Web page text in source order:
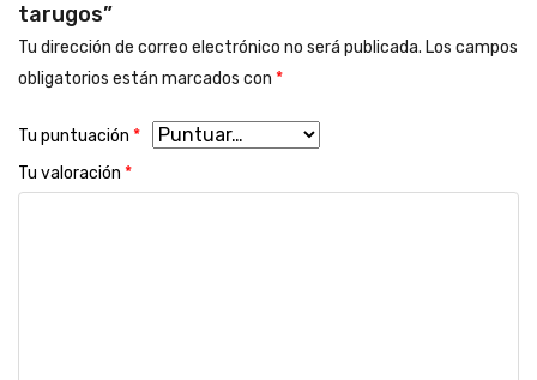
tarugos”
Tu dirección de correo electrónico no será publicada. Los campos
obligatorios están marcados con *
Tu puntuación *
Tu valoración *